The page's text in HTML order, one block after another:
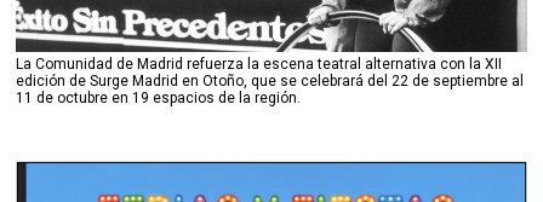
La Comunidad de Madrid refuerza la escena teatral alternativa con la XII
edición de Surge Madrid en Otoño, que se celebrará del 22 de septiembre al
11 de octubre en 19 espacios de la región.